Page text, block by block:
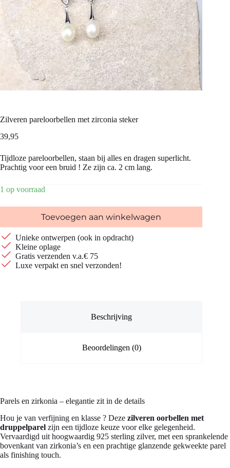
Zilveren pareloorbellen met zirconia steker
39,95
Tijdloze pareloorbellen, staan bij alles en dragen superlicht.
Prachtig voor een bruid ! Ze zijn ca. 2 cm lang.
1 op voorraad
Toevoegen aan winkelwagen
Unieke ontwerpen (ook in opdracht)
Kleine oplage
Gratis verzenden v.a.€ 75
Luxe verpakt en snel verzonden!
Beschrijving
Beoordelingen (0)
Parels en zirkonia – elegantie zit in de details
Hou je van verfijning en klasse ? Deze zilveren oorbellen met
druppelparel zijn een tijdloze keuze voor elke gelegenheid.
Vervaardigd uit hoogwaardig 925 sterling zilver, met een sprankelende
bovenkant van zirkonia’s en een prachtige glanzende gekweekte parel
als finishing touch.